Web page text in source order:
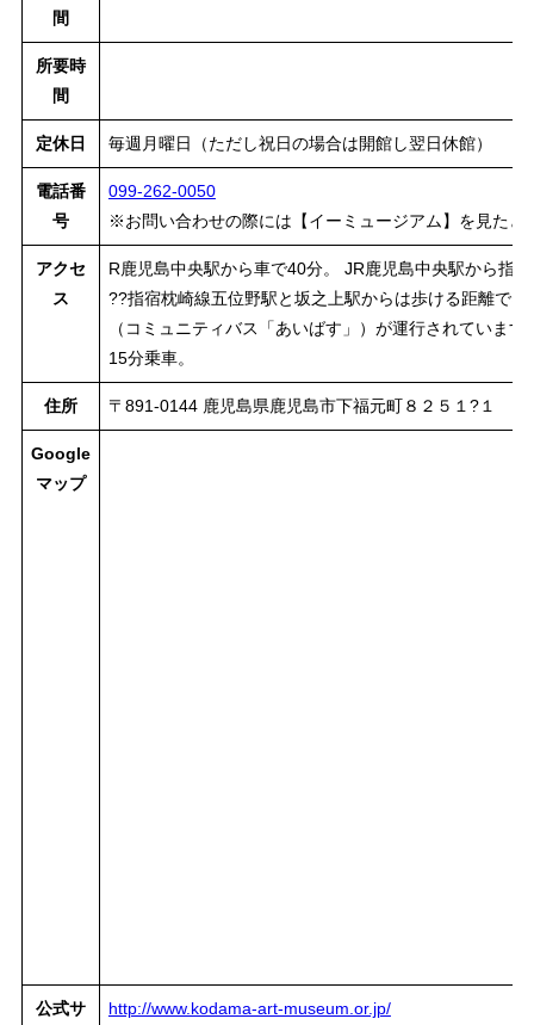
間
所要時
間
定休日 毎週月曜日（ただし祝日の場合は開館し翌日休館）
電話番
号
099-262-0050
※お問い合わせの際には【イーミュージアム】を見たと
アクセ
ス
R鹿児島中央駅から車で40分。 JR鹿児島中央駅から指
??指宿枕崎線五位野駅と坂之上駅からは歩ける距離で
（コミュニティバス「あいばす」）が運行されていま
15分乗車。
住所 〒891-0144 鹿児島県鹿児島市下福元町８２５１?１
Google
マップ
公式サ
http://www.kodama-art-museum.or.jp/